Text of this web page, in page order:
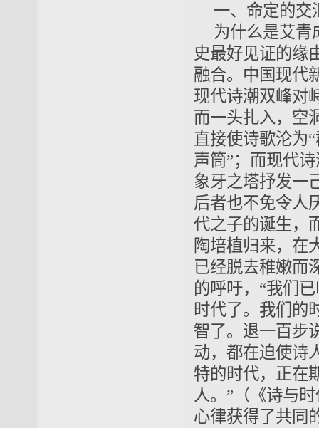
一、命定的交
为什么是艾青
史最好见证的缘
融合。中国现代
现代诗潮双峰对
而一头扎入，空
直接使诗歌沦为
声筒”；而现代
象牙之塔抒发一
后者也不免令人
代之子的诞生，
陶培植归来，在
已经脱去稚嫩而
的呼吁，“我们
时代了。我们的
智了。退一百步
动，都在迫使诗
特的时代，正在
人。”（《诗与
心律获得了共同